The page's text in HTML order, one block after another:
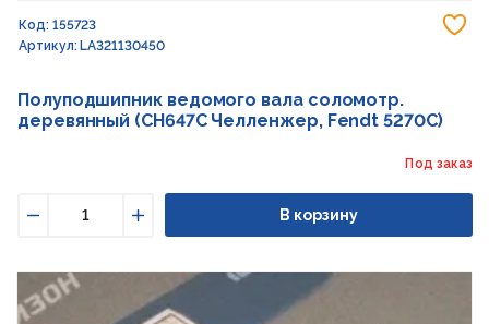
Код: 155723
Артикул: LA321130450
Полуподшипник ведомого вала соломотр.
деревянный (CH647C Челленжер, Fendt 5270C)
Под заказ
Увеличить
В корзину